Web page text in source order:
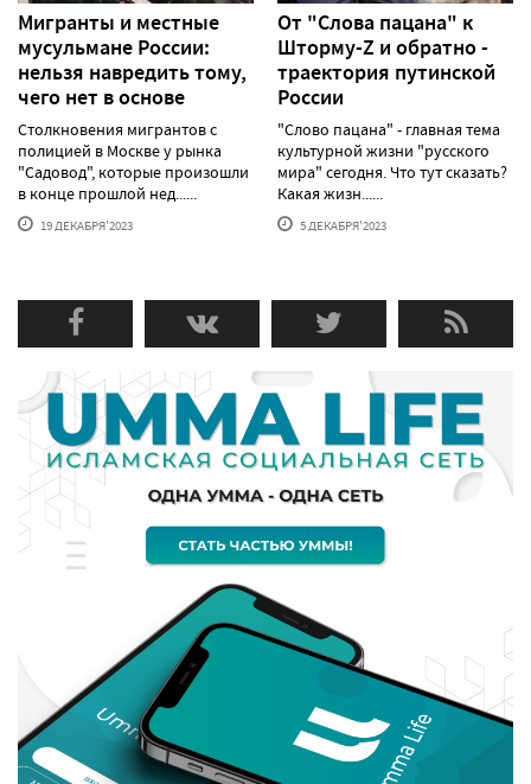
Мигранты и местные
мусульмане России:
нельзя навредить тому,
чего нет в основе
Столкновения мигрантов с
полицией в Москве у рынка
"Садовод", которые произошли
в конце прошлой нед......
19 ДЕКАБРЯ'2023
От "Слова пацана" к
Шторму-Z и обратно -
траектория путинской
России
"Слово пацана" - главная тема
культурной жизни "русского
мира" сегодня. Что тут сказать?
Какая жизн......
5 ДЕКАБРЯ'2023